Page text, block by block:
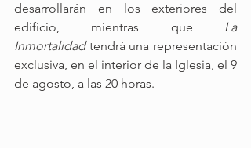
desarrollarán en los exteriores del
edificio, mientras que La
Inmortalidad tendrá una representación
exclusiva, en el interior de la Iglesia, el 9
de agosto, a las 20 horas.